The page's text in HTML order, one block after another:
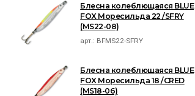
Блесна колеблющаяся BLUE
FOX Моресильда 22 /SFRY
(MS22-08)
арт.: BFMS22-SFRY
Блесна колеблющаяся BLUE
FOX Моресильда 18 /CRED
(MS18-06)